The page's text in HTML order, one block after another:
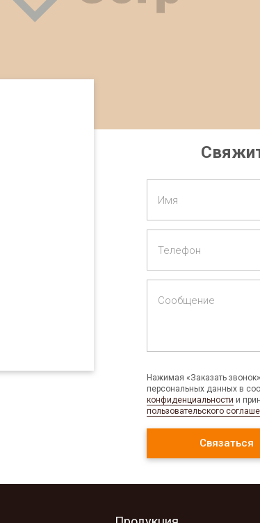
Имя
Телефон
Сообщение
Нажимая «Заказать
персональных данных в
конфиденциальности и
пользовательского